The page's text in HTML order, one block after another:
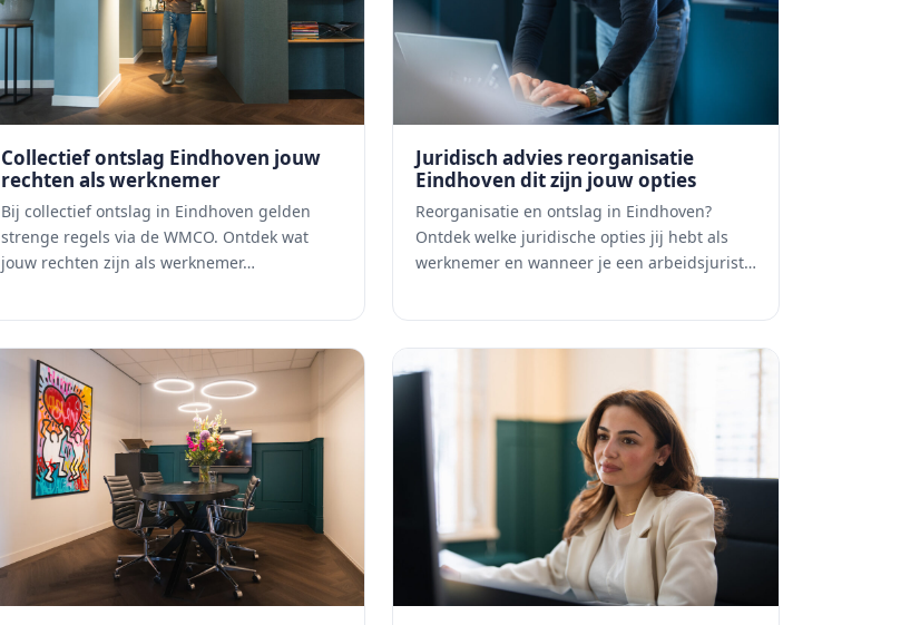
Collectief ontslag Eindhoven jouw
rechten als werknemer
Bij collectief ontslag in Eindhoven gelden
strenge regels via de WMCO. Ontdek wat
jouw rechten zijn als werknemer…
Juridisch advies reorganisatie
Eindhoven dit zijn jouw opties
Reorganisatie en ontslag in Eindhoven?
Ontdek welke juridische opties jij hebt als
werknemer en wanneer je een arbeidsjurist…